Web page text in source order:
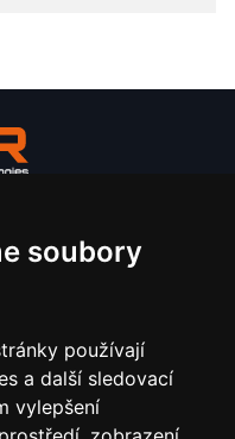
soubory
používají
a další sledovací
vylepšení
lisy
a nástroje
paprsek